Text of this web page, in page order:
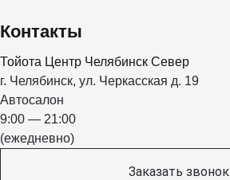
Контакты
Тойота Центр Челябинск Север
г. Челябинск, ул. Черкасская д. 19
Автосалон
9:00 — 21:00
(ежедневно)
Заказать звонок